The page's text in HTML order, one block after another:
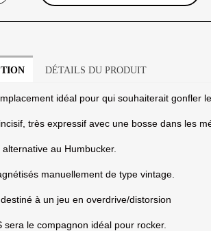
DÉTAILS DU PRODUIT
idéal pour qui souhaiterait gonfler
très expressif avec une bosse dans les
au Humbucker.
manuellement de type vintage.
à un jeu en overdrive/distorsion
sera le compagnon idéal pour rocker.